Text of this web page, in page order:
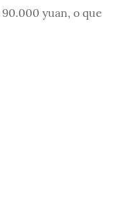
yuan, o que